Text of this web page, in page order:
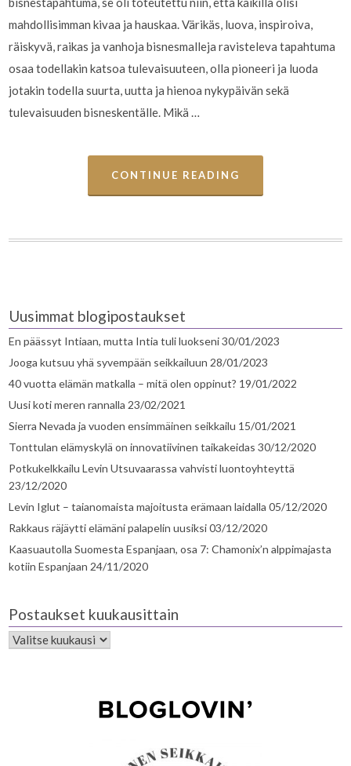
mahdollisimman kivaa ja hauskaa. Värikäs, luova, inspiroiva,
räiskyvä, raikas ja vanhoja bisnesmalleja ravisteleva tapahtuma
osaa todellakin katsoa tulevaisuuteen, olla pioneeri ja luoda
jotakin todella suurta, uutta ja hienoa nykypäivän sekä
tulevaisuuden bisneskentälle. Mikä …
CONTINUE READING
Uusimmat blogipostaukset
En päässyt Intiaan, mutta Intia tuli luokseni30/01/2023
Jooga kutsuu yhä syvempään seikkailuun 28/01/2023
40 vuotta elämän matkalla – mitä olen oppinut? 19/01/2022
Uusi koti meren rannalla 23/02/2021
Sierra Nevada ja vuoden ensimmäinen seikkailu 15/01/2021
Tonttulan elämyskylä on innovatiivinen taikakeidas 30/12/2020
Potkukelkkailu Levin Utsuvaarassa vahvisti luontoyhteyttä
23/12/2020
Levin Iglut – taianomaista majoitusta erämaan laidalla 05/12/2020
Rakkaus räjäytti elämäni palapelin uusiksi03/12/2020
Kaasuautolla Suomesta Espanjaan, osa 7: Chamonix’n alppimajasta
kotiin Espanjaan 24/11/2020
Postaukset kuukausittain